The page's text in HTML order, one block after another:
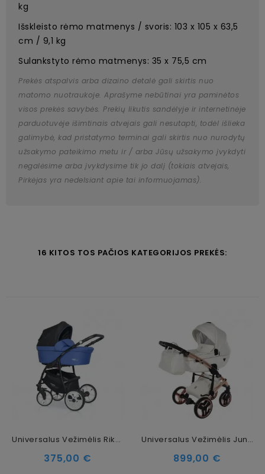
kg
Išskleisto rėmo matmenys / svoris: 103 x 105 x 63,5
cm / 9,1 kg
Sulankstyto rėmo matmenys: 35 x 75,5 cm
Prekės atspalvis arba dizaino detalė gali skirtis nuo
matomo nuotraukoje. Aprašyme nebūtinai yra paminėtos
visos prekės savybės. Prekių likutis sandėlyje ir internetinėje
parduotuvėje išimtinais atvejais gali nesutapti, todėl išlieka
galimybė, kad pristatymo terminai gali skirtis nuo nurodytų
užsakymo pateikimo metu ir / arba Jūsų užsakymo įvykdyti
negalėsime arba įvykdysime tik jo dalį (tokiais atvejais,
Pirkėjas yra nedelsiant apie tai informuojamas).
16 KITOS TOS PAČIOS KATEGORIJOS PREKĖS:
Universalus Vežimėlis Riko Basic Sport 2in1 Raicing Blue
Kaina
375,00 €
Universalus Vežimėlis Junama Fluo Individual V3 3in1, White-Copper
Kaina
899,00 €